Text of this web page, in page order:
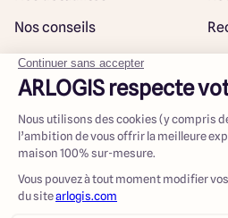
Nos conseils
Rejoindre notre réseau
@ Maisons ARLOGIS 2023